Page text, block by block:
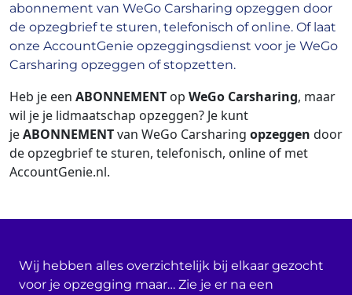
abonnement van WeGo Carsharing opzeggen door
de opzegbrief te sturen, telefonisch of online. Of laat
onze AccountGenie opzeggingsdienst voor je WeGo
Carsharing opzeggen of stopzetten.
Heb je een ABONNEMENT op WeGo Carsharing, maar
wil je je lidmaatschap opzeggen? Je kunt
jeABONNEMENTvan WeGo Carsharing opzeggen door
de opzegbrief te sturen, telefonisch, online of met
AccountGenie.nl.
Wij hebben alles overzichtelijk bij elkaar gezocht
voor je opzegging maar… Zie je er na een